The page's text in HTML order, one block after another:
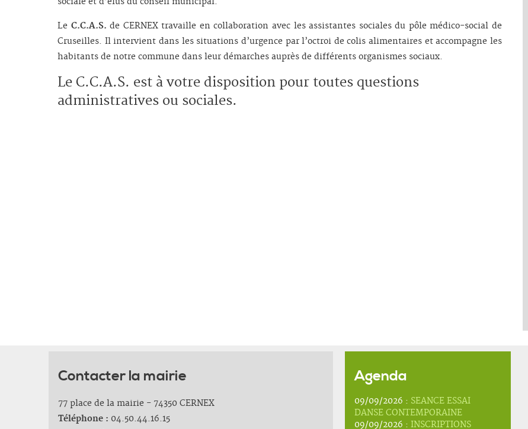
Le C.C.A.S. de CERNEX travaille en collaboration avec les assistantes sociales du pôle médico-social de
Cruseilles. Il intervient dans les situations d’urgence par l’octroi de colis alimentaires et accompagne les
habitants de notre commune dans leur démarches auprès de différents organismes sociaux.
Le C.C.A.S. est à votre disposition pour toutes questions
administratives ou sociales.
Contacter la mairie
77 place de la mairie - 74350 CERNEX
Téléphone : 04.50.44.16.15
Agenda
09/09/2026 : SEANCE ESSAI
DANSE CONTEMPORAINE
09/09/2026 : INSCRIPTIONS